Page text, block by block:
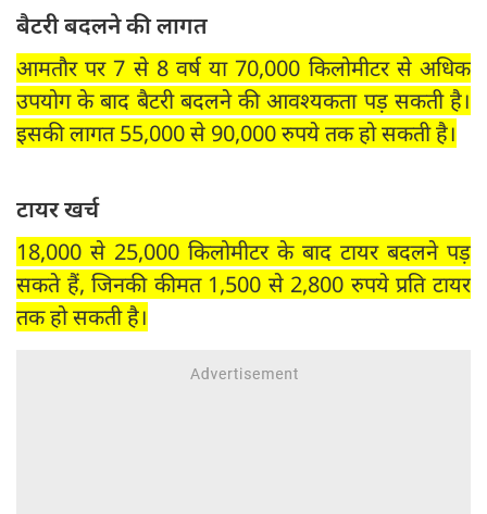
बैटरी बदलने की लागत
आमतौर पर 7 से 8 वर्ष या 70,000 किलोमीटर से अधिक
उपयोग के बाद बैटरी बदलने की आवश्यकता पड़ सकती है।
इसकी लागत 55,000 से 90,000 रुपये तक हो सकती है।
टायर खर्च
18,000 से 25,000 किलोमीटर के बाद टायर बदलने पड़
सकते हैं, जिनकी कीमत 1,500 से 2,800 रुपये प्रति टायर
तक हो सकती है।